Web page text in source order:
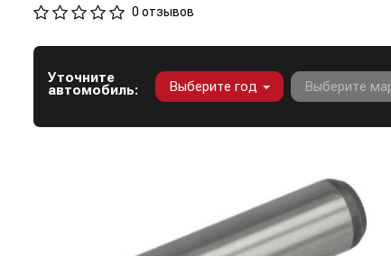
0 отзывов
Уточните
автомобиль: Выберите год Выберите